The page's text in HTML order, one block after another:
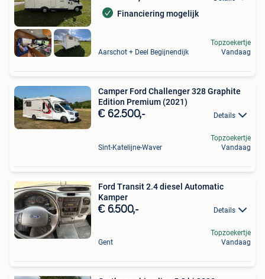
Financiering mogelijk
Aarschot + Deel Begijnendijk
Topzoekertje
Vandaag
Camper Ford Challenger 328 Graphite
Edition Premium (2021)
€ 62.500,- Details
Sint-Katelijne-Waver
Topzoekertje
Vandaag
Ford Transit 2.4 diesel Automatic
Kamper
€ 6.500,- Details
Gent
Topzoekertje
Vandaag